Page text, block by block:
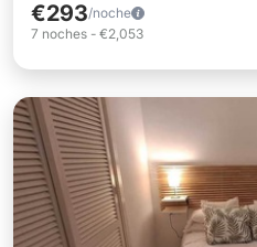
€293/noche
7 noches - €2,053